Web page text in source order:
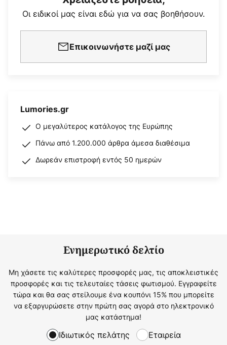
Οι ειδικοί μας είναι εδώ για να σας βοηθήσουν.
Επικοινωνήστε μαζί μας
Lumories.gr
Ο μεγαλύτερος κατάλογος της Ευρώπης
Πάνω από 1.200.000 άρθρα άμεσα διαθέσιμα
Δωρεάν επιστροφή εντός 50 ημερών
Ενημερωτικό δελτίο
Μη χάσετε τις καλύτερες προσφορές μας, τις αποκλειστικές
προσφορές και τις τελευταίες τάσεις φωτισμού. Εγγραφείτε
τώρα και θα σας στείλουμε ένα κουπόνι 15% που μπορείτε
να εξαργυρώσετε στην πρώτη σας αγορά στο ηλεκτρονικό
μας κατάστημα!
Ιδιωτικός πελάτης Εταιρεία